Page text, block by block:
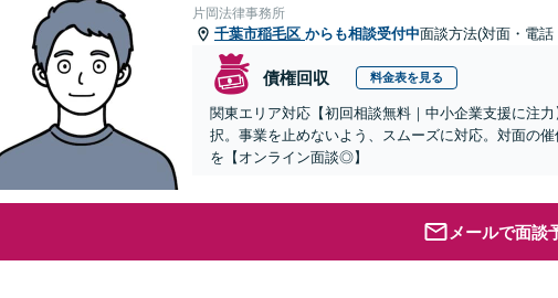
片岡法律事務所
千葉市稲毛区 からも相談受付中面談方法(対面・電
債権回収 料金表を見る
関東エリア対応【初回相談無料｜中小企業支援に注
択。事業を止めないよう、スムーズに対応。対面の
を【オンライン面談◎】
メールで面談